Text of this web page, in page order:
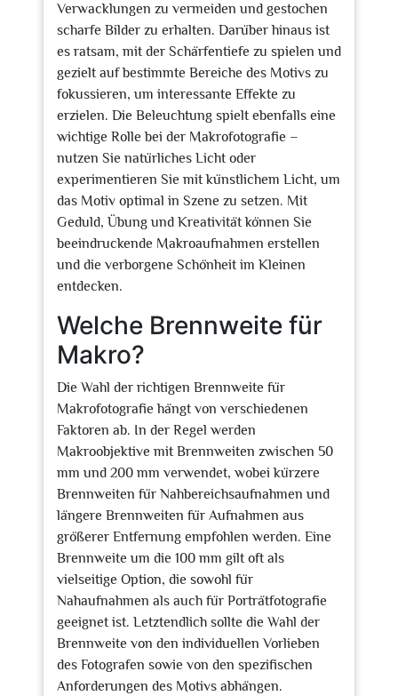
Verwacklungen zu vermeiden und gestochen
scharfe Bilder zu erhalten. Darüber hinaus ist
es ratsam, mit der Schärfentiefe zu spielen und
gezielt auf bestimmte Bereiche des Motivs zu
fokussieren, um interessante Effekte zu
erzielen. Die Beleuchtung spielt ebenfalls eine
wichtige Rolle bei der Makrofotografie –
nutzen Sie natürliches Licht oder
experimentieren Sie mit künstlichem Licht, um
das Motiv optimal in Szene zu setzen. Mit
Geduld, Übung und Kreativität können Sie
beeindruckende Makroaufnahmen erstellen
und die verborgene Schönheit im Kleinen
entdecken.
Welche Brennweite für
Makro?
Die Wahl der richtigen Brennweite für
Makrofotografie hängt von verschiedenen
Faktoren ab. In der Regel werden
Makroobjektive mit Brennweiten zwischen 50
mm und 200 mm verwendet, wobei kürzere
Brennweiten für Nahbereichsaufnahmen und
längere Brennweiten für Aufnahmen aus
größerer Entfernung empfohlen werden. Eine
Brennweite um die 100 mm gilt oft als
vielseitige Option, die sowohl für
Nahaufnahmen als auch für Porträtfotografie
geeignet ist. Letztendlich sollte die Wahl der
Brennweite von den individuellen Vorlieben
des Fotografen sowie von den spezifischen
Anforderungen des Motivs abhängen.